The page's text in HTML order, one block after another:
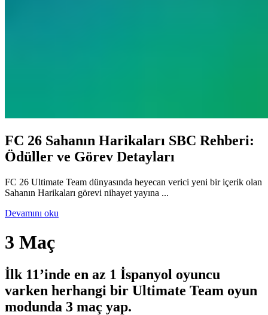
FC 26 Sahanın Harikaları SBC Rehberi:
Ödüller ve Görev Detayları
FC 26 Ultimate Team dünyasında heyecan verici yeni bir içerik olan
Sahanın Harikaları görevi nihayet yayına ...
Devamını oku
3 Maç
İlk 11’inde en az 1 İspanyol oyuncu
varken herhangi bir Ultimate Team oyun
modunda 3 maç yap.